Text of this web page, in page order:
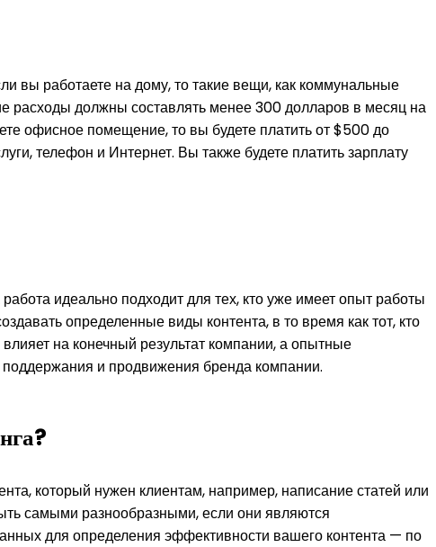
вы работаете на дому, то такие вещи, как коммунальные
расходы должны составлять менее 300 долларов в месяц на
офисное помещение, то вы будете платить от $500 до
телефон и Интернет. Вы также будете платить зарплату
идеально подходит для тех, кто уже имеет опыт работы
определенные виды контента, в то время как тот, кто
на конечный результат компании, а опытные
и продвижения бренда компании.
который нужен клиентам, например, написание статей или
самыми разнообразными, если они являются
для определения эффективности вашего контента — по